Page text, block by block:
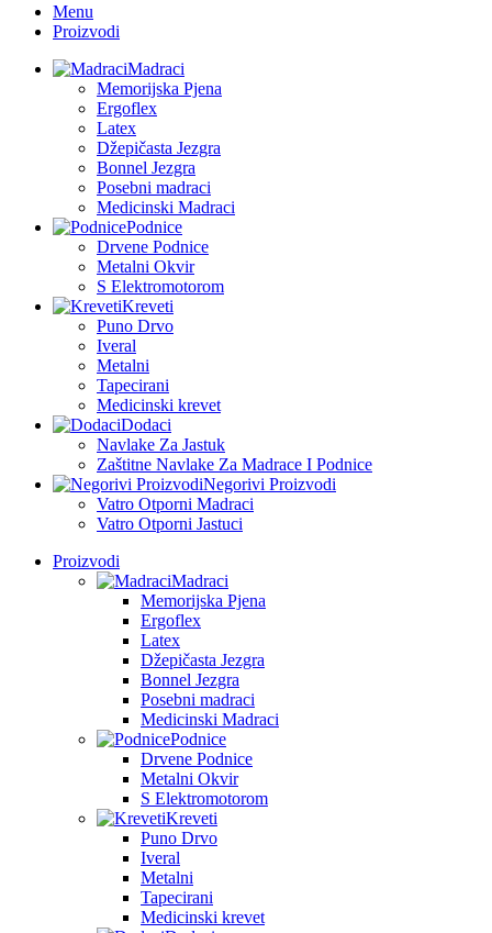
Menu
Proizvodi
Madraci
Memorijska Pjena
Ergoflex
Latex
Džepičasta Jezgra
Bonnel Jezgra
Posebni madraci
Medicinski Madraci
Podnice
Drvene Podnice
Metalni Okvir
S Elektromotorom
Kreveti
Puno Drvo
Iveral
Metalni
Tapecirani
Medicinski krevet
Dodaci
Navlake Za Jastuk
Zaštitne Navlake Za Madrace I Podnice
Negorivi Proizvodi
Vatro Otporni Madraci
Vatro Otporni Jastuci
Proizvodi
Madraci
Memorijska Pjena
Ergoflex
Latex
Džepičasta Jezgra
Bonnel Jezgra
Posebni madraci
Medicinski Madraci
Podnice
Drvene Podnice
Metalni Okvir
S Elektromotorom
Kreveti
Puno Drvo
Iveral
Metalni
Tapecirani
Medicinski krevet